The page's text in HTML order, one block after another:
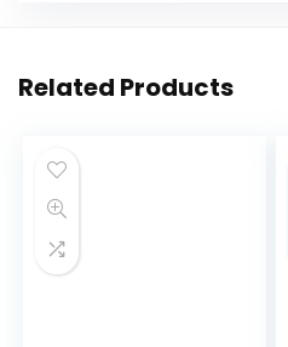
Related Products